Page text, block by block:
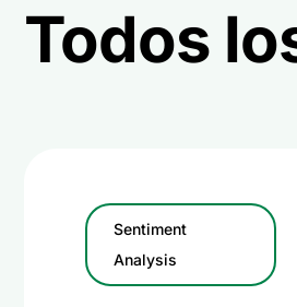
Todos
Sentiment
Analysis